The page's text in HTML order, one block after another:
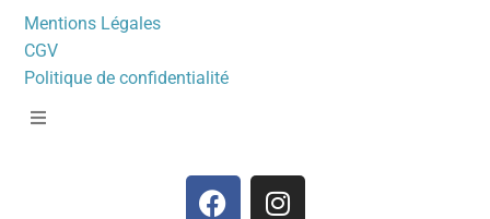
Mentions Légales
CGV
Politique de confidentialité